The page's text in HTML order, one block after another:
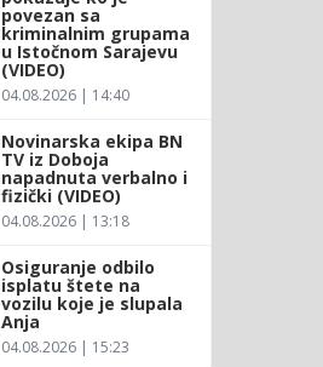
povezan sa
kriminalnim grupama
u Istočnom Sarajevu
(VIDEO)
04.08.2026 | 14:40
Novinarska ekipa BN
TV iz Doboja
napadnuta verbalno i
fizički (VIDEO)
04.08.2026 | 13:18
Osiguranje odbilo
isplatu štete na
vozilu koje je slupala
Anja
04.08.2026 | 15:23